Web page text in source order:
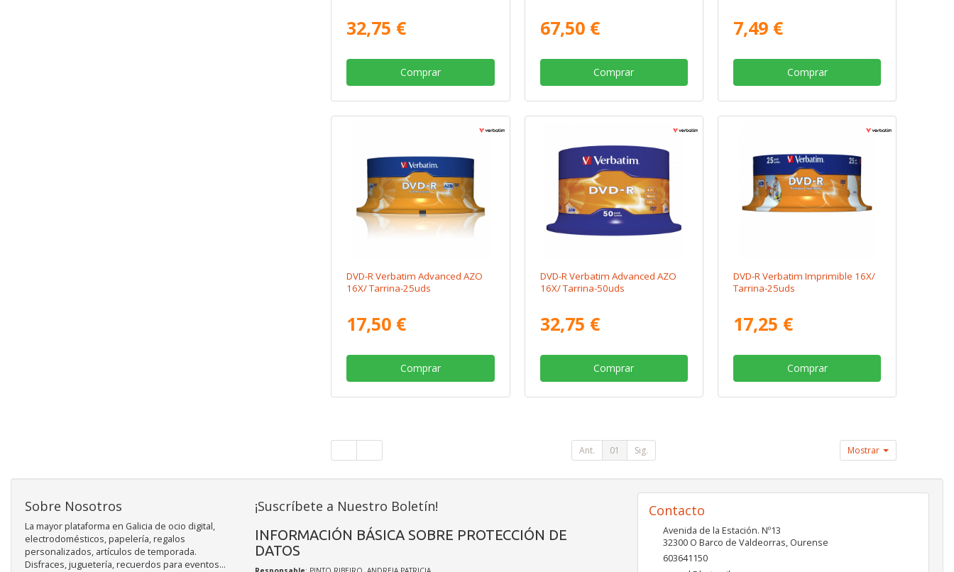
32,75 €
Comprar
67,50 €
Comprar
7,49 €
Comprar
DVD-R Verbatim Advanced AZO
16X/ Tarrina-25uds
17,50 €
Comprar
DVD-R Verbatim Advanced AZO
16X/ Tarrina-50uds
32,75 €
Comprar
DVD-R Verbatim Imprimible 16X/
Tarrina-25uds
17,25 €
Comprar
Ant. 01 Sig. Mostrar
Sobre Nosotros
La mayor plataforma en Galicia de ocio digital,
electrodomésticos, papelería, regalos
personalizados, artículos de temporada.
Disfraces, juguetería, recuerdos para eventos...
¡Suscríbete a Nuestro Boletín!
INFORMACIÓN BÁSICA SOBRE PROTECCIÓN DE
DATOS
Contacto
Avenida de la Estación. Nº13
32300 O Barco de Valdeorras, Ourense
603641150